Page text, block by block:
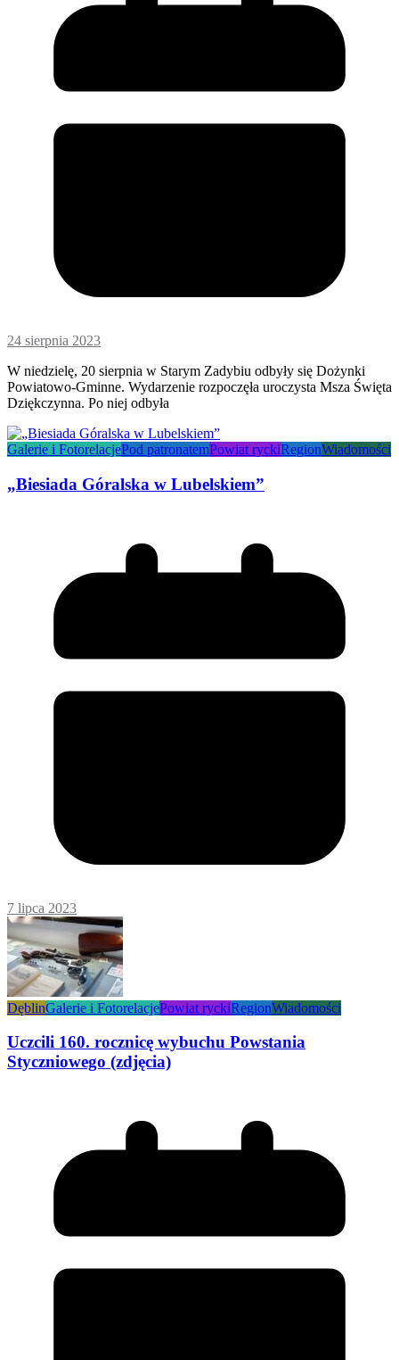
24 sierpnia 2023
W niedzielę, 20 sierpnia w Starym Zadybiu odbyły się Dożynki
Powiatowo-Gminne. Wydarzenie rozpoczęła uroczysta Msza Święta
Dziękczynna. Po niej odbyła
Galerie i FotorelacjePod patronatemPowiat ryckiRegionWiadomości
„Biesiada Góralska w Lubelskiem”
7 lipca 2023
DęblinGalerie i FotorelacjePowiat ryckiRegionWiadomości
Uczcili 160. rocznicę wybuchu Powstania
Styczniowego (zdjęcia)